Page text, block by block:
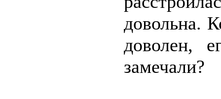
довольна.
доволен,
замечали?